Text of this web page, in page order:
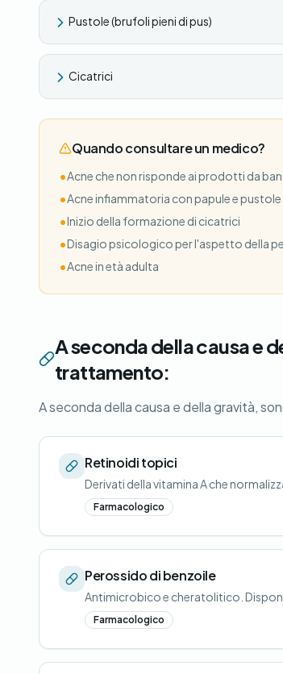
Pustole (brufoli pieni di pus)
Cicatrici
Quando consultare un medico?
•Acne che non risponde ai prodotti da
•Acne infiammatoria con papule e pustole
•Inizio della formazione di cicatrici
•Disagio psicologico per l'aspetto della
•Acne in età adulta
A seconda della causa e
trattamento:
A seconda della causa e della gravità,
Retinoidi topici
Derivati della vitamina A che
Farmacologico
Perossido di benzoile
Antimicrobico e cheratolitico.
Farmacologico